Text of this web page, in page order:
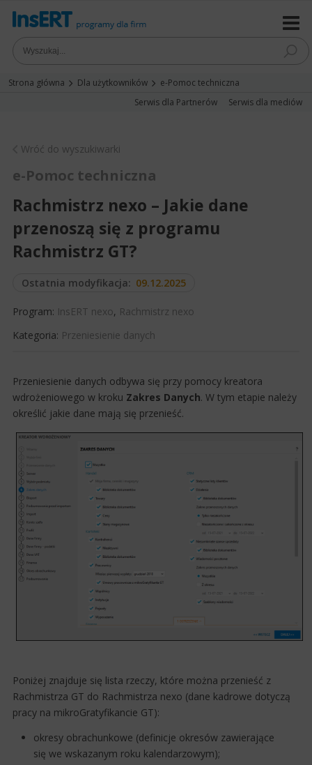
Strona główna Dla użytkowników
e-Pomoc techniczna
Serwis dla Partnerów
Serwis dla mediów
Wróć do wyszukiwarki
e-Pomoc techniczna
Rachmistrz nexo – Jakie dane
przenoszą się z programu
Rachmistrz GT?
Ostatnia modyfikacja: 09.12.2025
Program: InsERT nexo, Rachmistrz nexo
Kategoria: Przeniesienie danych
​Przeniesienie danych odbywa się przy pomocy kreatora
wdrożeniowego w kroku Zakres Danych. W tym etapie należy
określić jakie dane mają się przenieść.
Poniżej znajduje się lista rzeczy, które można przenieść z
Rachmistrza GT do Rachmistrza nexo (dane kadrowe dotyczą
pracy na mikroGratyfikancie GT):
okr​​esy obrachunkowe (definicje okresów zawierające
się we wskazanym roku kalendarzowym);